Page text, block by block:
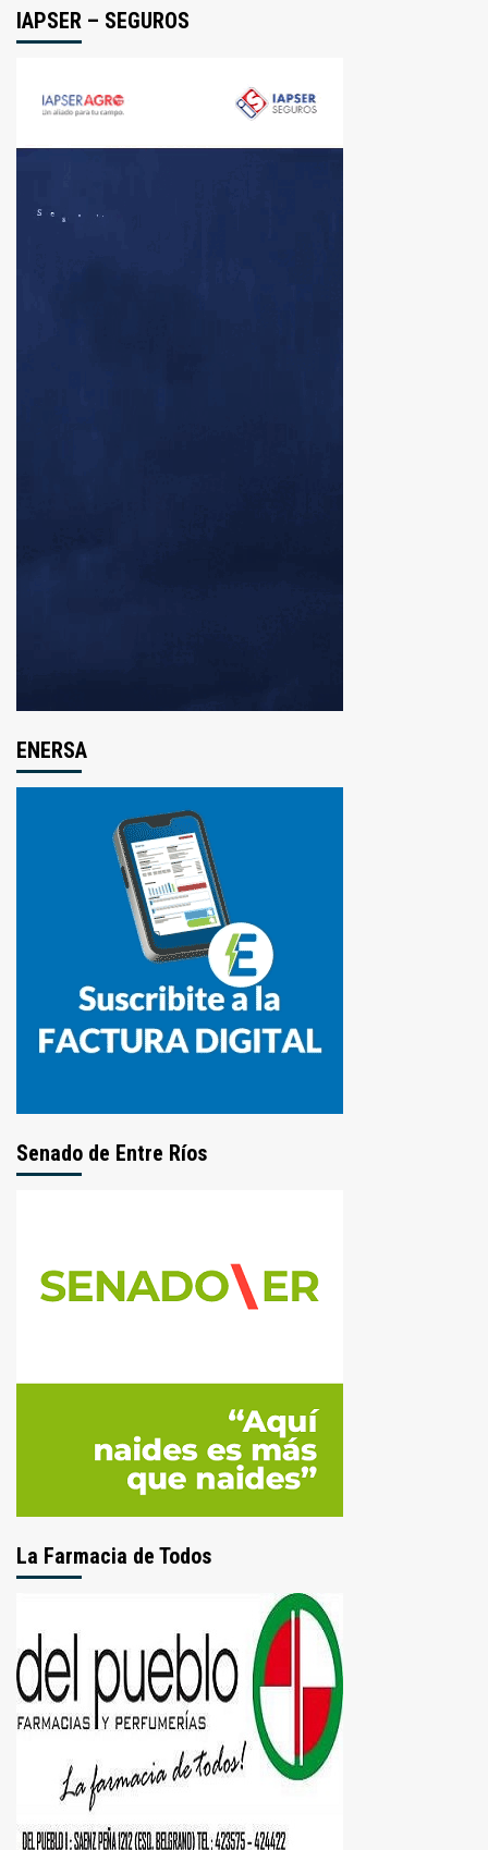
IAPSER – SEGUROS
ENERSA
Senado de Entre Ríos
La Farmacia de Todos